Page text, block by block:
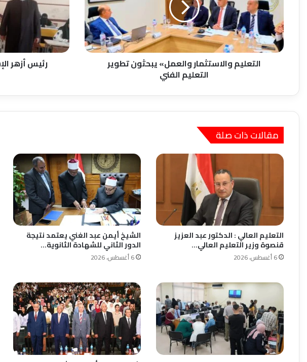
تطوير
التعليم
الفني
التعليم والاستثمار والعمل» يبحثون تطوير
التعليم الفني
امتحانات
فتيات
السيوف
رئيس أزهر
مقالات ذات صلة
التعليم العالي : الدكتور عبد العزيز
قنصوة وزير التعليم العالي…
6 أغسطس، 2026
الشيخ أيمن عبد الغني يعتمد نتيجة
الدور الثاني للشهادة الثانوية…
6 أغسطس، 2026